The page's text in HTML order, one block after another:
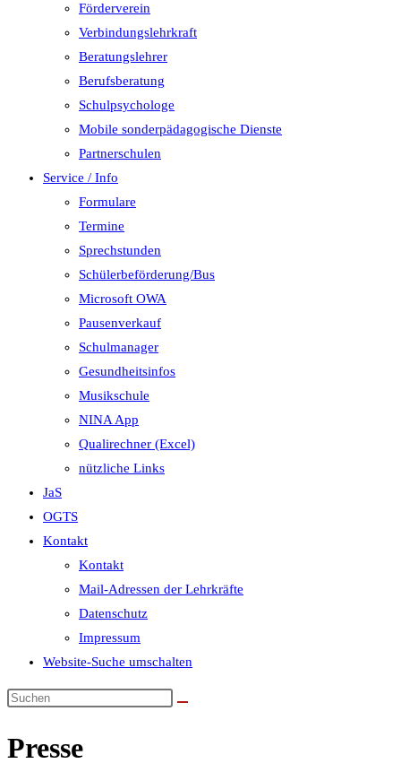
Förderverein
Verbindungslehrkraft
Beratungslehrer
Berufsberatung
Schulpsychologe
Mobile sonderpädagogische Dienste
Partnerschulen
Service / Info
Formulare
Termine
Sprechstunden
Schülerbeförderung/Bus
Microsoft OWA
Pausenverkauf
Schulmanager
Gesundheitsinfos
Musikschule
NINA App
Qualirechner (Excel)
nützliche Links
JaS
OGTS
Kontakt
Kontakt
Mail-Adressen der Lehrkräfte
Datenschutz
Impressum
Website-Suche umschalten
Presse